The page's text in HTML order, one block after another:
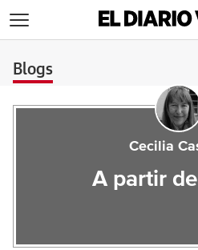
Blogs
Cecilia
A partir